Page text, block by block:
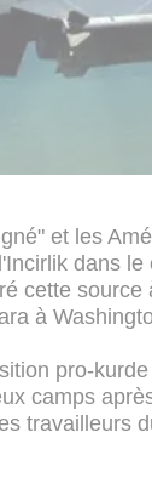
et les
dans
cette source
à
pro-
camps
travailleurs